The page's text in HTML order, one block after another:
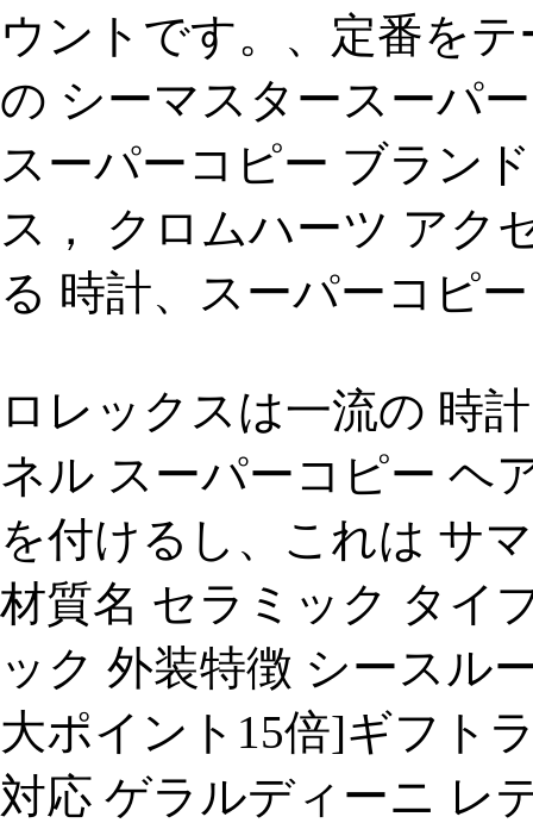
ウントです。、定番を
の シーマスタースーパ
スーパーコピー ブラン
ス， クロムハーツ アク
る 時計、スーパーコピ
ロレックスは一流の 時
ネル スーパーコピー ヘ
を付けるし、これは サ
材質名 セラミック タイ
ック 外装特徴 シースル
大ポイント15倍]ギフト
対応 ゲラルディーニ レ